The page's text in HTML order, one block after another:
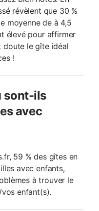
révèlent que 30 %
moyenne de à 4,5
élevé pour affirmer
doute le gîte idéal
!
sont-ils
avec
59 % des gîtes en
avec enfants,
à trouver le
enfant(s).